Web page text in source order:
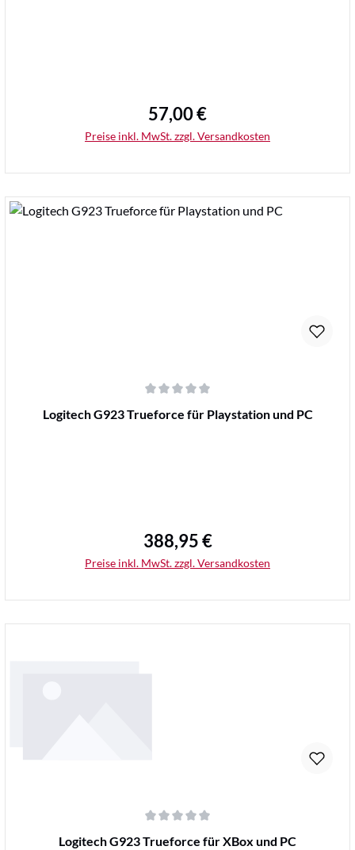
Regulärer Preis:
57,00 €
Preise inkl. MwSt. zzgl. Versandkosten
Durchschnittliche Bewertung von 0 von 5 Sternen
Logitech G923 Trueforce für Playstation und PC
Regulärer Preis:
388,95 €
Preise inkl. MwSt. zzgl. Versandkosten
Durchschnittliche Bewertung von 0 von 5 Sternen
Logitech G923 Trueforce für XBox und PC